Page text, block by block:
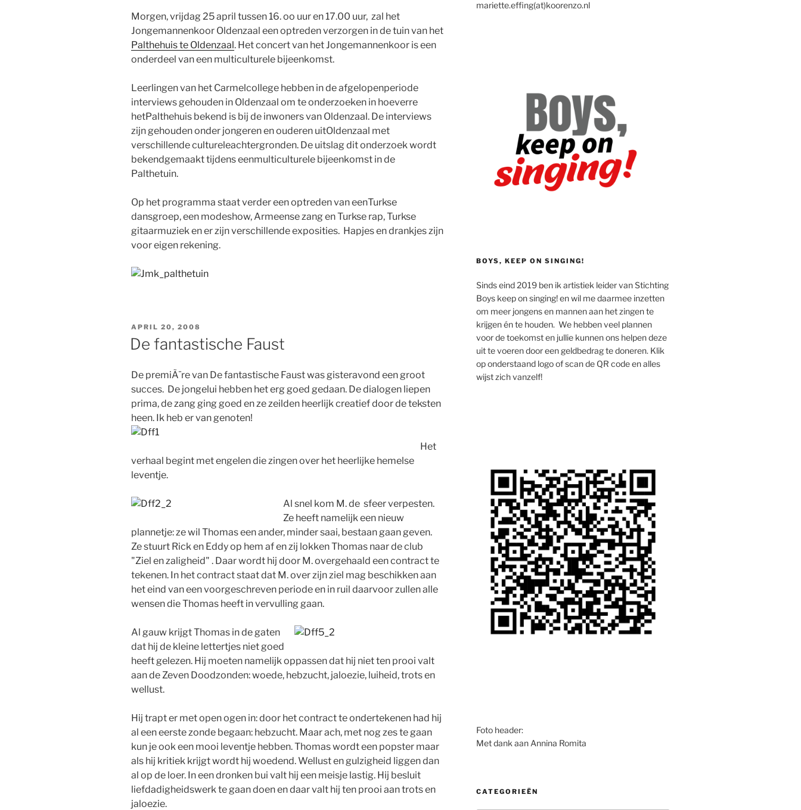
Morgen, vrijdag 25 april tussen 16. oo uur en 17.00 uur, zal het
Jongemannenkoor Oldenzaal een optreden verzorgen in de tuin van het
Palthehuis te Oldenzaal. Het concert van het Jongemannenkoor is een
onderdeel van een multiculturele bijeenkomst.
Leerlingen van het Carmelcollege hebben in de afgelopenperiode
interviews gehouden in Oldenzaal om te onderzoeken in hoeverre
hetPalthehuis bekend is bij de inwoners van Oldenzaal. De interviews
zijn gehouden onder jongeren en ouderen uitOldenzaal met
verschillende cultureleachtergronden. De uitslag dit onderzoek wordt
bekendgemaakt tijdens eenmulticulturele bijeenkomst in de
Palthetuin.
Op het programma staat verder een optreden van eenTurkse
dansgroep, een modeshow, Armeense zang en Turkse rap, Turkse
gitaarmuziek en er zijn verschillende exposities. Hapjes en drankjes zijn
voor eigen rekening.
GEPLAATST
APRIL 20, 2008
De fantastische Faust
De premiÃ¨re van De fantastische Faust was gisteravond een groot
succes. De jongelui hebben het erg goed gedaan. De dialogen liepen
prima, de zang ging goed en ze zeilden heerlijk creatief door de teksten
heen. Ik heb er van genoten!
Het
verhaal begint met engelen die zingen over het heerlijke hemelse
leventje.
Al snel kom M. de sfeer verpesten.
Ze heeft namelijk een nieuw
plannetje: ze wil Thomas een ander, minder saai, bestaan gaan geven.
Ze stuurt Rick en Eddy op hem af en zij lokken Thomas naar de club
"Ziel en zaligheid" . Daar wordt hij door M. overgehaald een contract te
tekenen. In het contract staat dat M. over zijn ziel mag beschikken aan
het eind van een voorgeschreven periode en in ruil daarvoor zullen alle
wensen die Thomas heeft in vervulling gaan.
Al gauw krijgt Thomas in de gaten
dat hij de kleine lettertjes niet goed
heeft gelezen. Hij moeten namelijk oppassen dat hij niet ten prooi valt
aan de Zeven Doodzonden: woede, hebzucht, jaloezie, luiheid, trots en
wellust.
Hij trapt er met open ogen in: door het contract te ondertekenen had hij
al een eerste zonde begaan: hebzucht. Maar ach, met nog zes te gaan
kun je ook een mooi leventje hebben. Thomas wordt een popster maar
als hij kritiek krijgt wordt hij woedend. Wellust en gulzigheid liggen dan
al op de loer. In een dronken bui valt hij een meisje lastig. Hij besluit
liefdadigheidswerk te gaan doen en daar valt hij ten prooi aan trots en
jaloezie.
mariette.effing(at)koorenzo.nl
BOYS, KEEP ON SINGING!
Sinds eind 2019 ben ik artistiek leider van Stichting
Boys keep on singing! en wil me daarmee inzetten
om meer jongens en mannen aan het zingen te
krijgen én te houden. We hebben veel plannen
voor de toekomst en jullie kunnen ons helpen deze
uit te voeren door een geldbedrag te doneren. Klik
op onderstaand logo of scan de QR code en alles
wijst zich vanzelf!
Foto header:
Met dank aan Annina Romita
CATEGORIEËN